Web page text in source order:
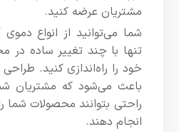
مشتریان عرضه کنید.
شما می‌توانید از انواع
تنها با چند تغییر ساده در
باعث می‌شود که مشتریان
راحتی بتوانند محصولات شما
انجام دهند.